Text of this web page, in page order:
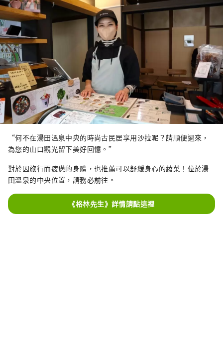
“何不在湯田溫泉中央的時尚古民居享用沙拉呢？請順便過來，
為您的山口觀光留下美好回憶。”
對於因旅行而疲憊的身體，也推薦可以舒緩身心的蔬菜！位於湯
田溫泉的中央位置，請務必前往。
《格林先生》詳情請點這裡